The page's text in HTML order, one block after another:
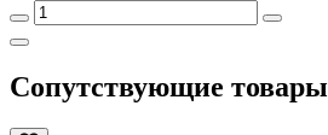
Сопутствующие товары